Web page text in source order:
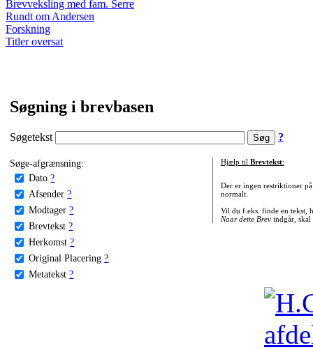
Brevveksling med fam. Serre
Rundt om Andersen
Forskning
Titler oversat
Søgning i brevbasen
Søgetekst ?
Søge-afgrænsning:
Dato ?
Afsender ?
Modtager ?
Brevtekst ?
Herkomst ?
Original Placering ?
Metatekst ?
Hjælp til Brevtekst:
Der er ingen restriktioner
normalt.
Vil du f.eks. finde en tekst,
Naar dette Brevindgår, skal